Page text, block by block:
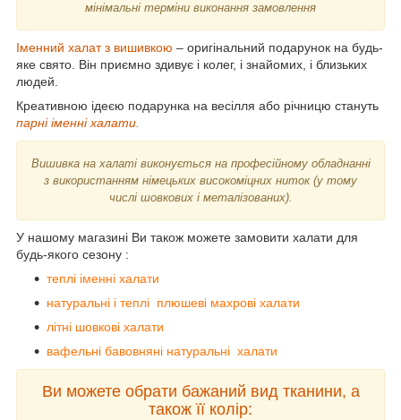
мінімальні терміни виконання замовлення
Іменний халат з вишивкою – оригінальний подарунок на будь-
яке свято. Він приємно здивує і колег, і знайомих, і близьких
людей.
Креативною ідеєю подарунка на весілля або річницю стануть
парні іменні халати.
Вишивка на халаті виконується на професійному обладнанні
з використанням німецьких високоміцних ниток (у тому
числі шовкових і металізованих).
У нашому магазині Ви також можете замовити халати для
будь-якого сезону :
теплі іменні халати
натуральні і теплі плюшеві махрові халати
літні шовкові халати
вафельні бавовняні натуральні халати
Ви можете обрати бажаний вид тканини, а
також її колір: